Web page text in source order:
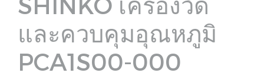
และควบคุมอุณหภูมิ
PCA1S00-000